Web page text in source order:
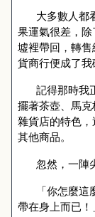
大多數人都
果運氣很差，
墟裡帶回，轉
貨商行便成了我
記得那時我
擺著茶壺、馬
雜貨店的特色
其他商品。
忽然，一陣
「你怎麼
帶在身上而已！